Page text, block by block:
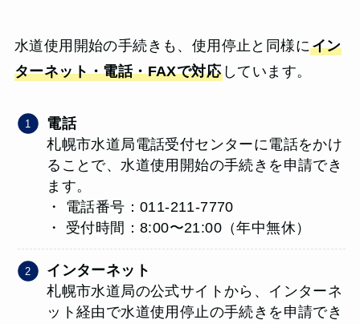
水道使用開始の手続きも、使用停止と同様にイン
ターネット・電話・FAXで対応しています。
電話
札幌市水道局電話受付センターに電話をかけ
ることで、水道使用開始の手続きを申請でき
ます。
・ 電話番号：011-211-7770
・ 受付時間：8:00〜21:00（年中無休）
インターネット
札幌市水道局の公式サイトから、インターネ
ット経由で水道使用停止の手続きを申請でき